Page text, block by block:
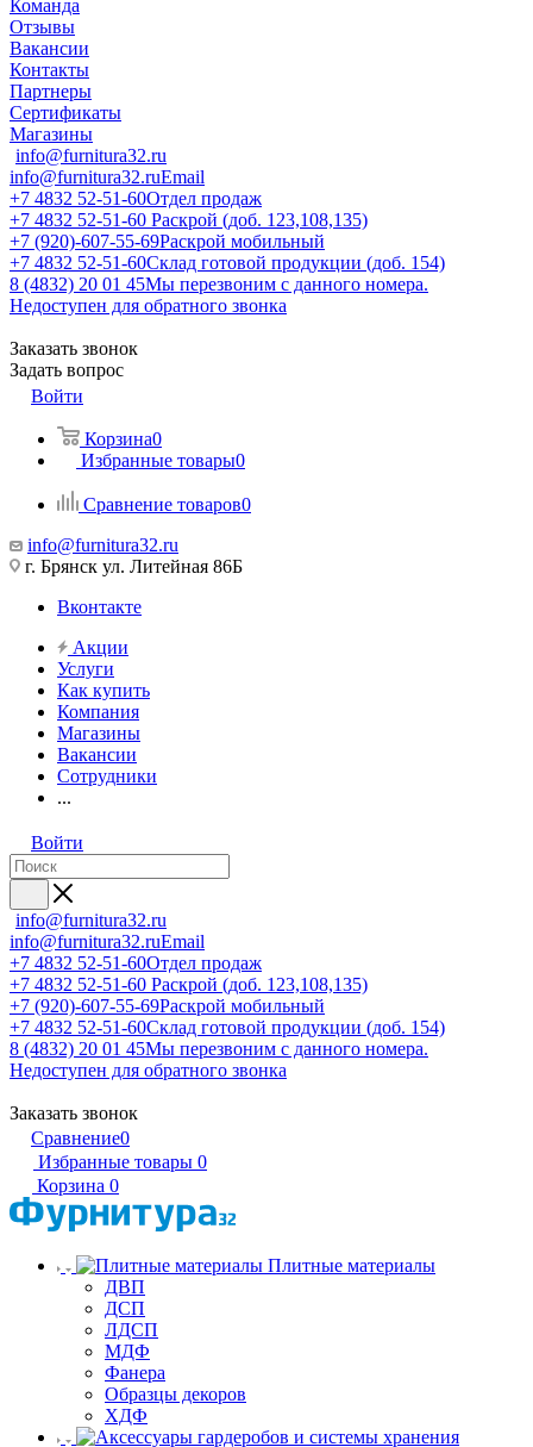
Команда
Отзывы
Вакансии
Контакты
Партнеры
Сертификаты
Магазины
info@furnitura32.ru
info@furnitura32.ruEmail
+7 4832 52-51-60Отдел продаж
+7 4832 52-51-60 Раскрой (доб. 123,108,135)
+7 (920)-607-55-69Раскрой мобильный
+7 4832 52-51-60Склад готовой продукции (доб. 154)
8 (4832) 20 01 45Мы перезвоним с данного номера.
Недоступен для обратного звонка
Заказать звонок
Задать вопрос
Войти
Корзина0
Избранные товары0
Сравнение товаров0
info@furnitura32.ru
г. Брянск ул. Литейная 86Б
Вконтакте
Акции
Услуги
Как купить
Компания
Магазины
Вакансии
Сотрудники
...
Войти
info@furnitura32.ru
info@furnitura32.ruEmail
+7 4832 52-51-60Отдел продаж
+7 4832 52-51-60 Раскрой (доб. 123,108,135)
+7 (920)-607-55-69Раскрой мобильный
+7 4832 52-51-60Склад готовой продукции (доб. 154)
8 (4832) 20 01 45Мы перезвоним с данного номера.
Недоступен для обратного звонка
Заказать звонок
Сравнение0
Избранные товары 0
Корзина 0
Плитные материалы
ДВП
ДСП
ЛДСП
МДФ
Фанера
Образцы декоров
ХДФ